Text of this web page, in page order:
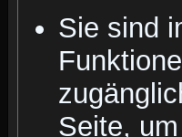
Sie sind
Seite,